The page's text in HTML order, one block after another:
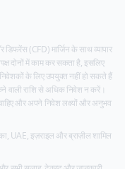
डिफरेंस (CFD) मार्जिन के साथ व्यापार
दोनों में काम कर सकता है, इसलिए
के लिए उपयुक्त नहीं हो सकते हैं
राशि से अधिक निवेश न करें।
और अपने निवेश लक्ष्यों और अनुभव
UAE, इज़राइल और ब्राज़ील शामिल